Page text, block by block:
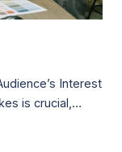
Interest
is crucial,…